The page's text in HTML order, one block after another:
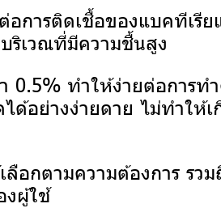
การติดเชื้อของแบคทีเรี
ริเวณที่มีความชื้นสูง
0.5% ทำให้ง่ายต่อการท
ด้อย่างง่ายดาย ไม่ทำให้
อกตามความต้องการ รว
งผู้ใช้